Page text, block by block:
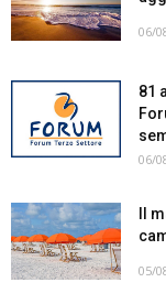
06/
81
06/
Il
05/